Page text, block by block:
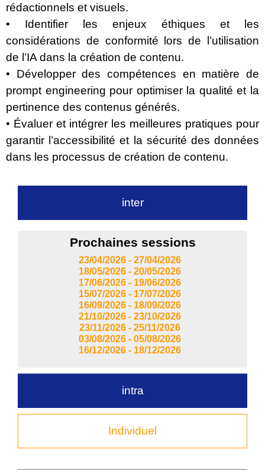
rédactionnels et visuels.
• Identifier les enjeux éthiques et les
considérations de conformité lors de l’utilisation
de l’IA dans la création de contenu.
• Développer des compétences en matière de
prompt engineering pour optimiser la qualité et la
pertinence des contenus générés.
• Évaluer et intégrer les meilleures pratiques pour
garantir l’accessibilité et la sécurité des données
dans les processus de création de contenu.
inter
intra
Individuel
Prochaines sessions
23/04/2026 - 27/04/2026
18/05/2026 - 20/05/2026
17/06/2026 - 19/06/2026
15/07/2026 - 17/07/2026
16/09/2026 - 18/09/2026
21/10/2026 - 23/10/2026
23/11/2026 - 25/11/2026
03/08/2026 - 05/08/2026
16/12/2026 - 18/12/2026